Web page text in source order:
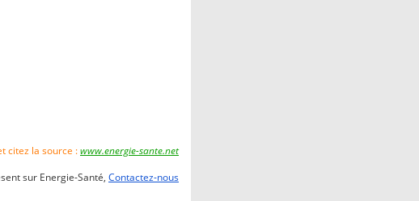
citez la source :www.energie-sante.net
sur Energie-Santé, Contactez-nous